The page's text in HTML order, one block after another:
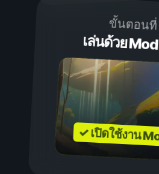
ขั้นตอน
เล่นด้วย
✓ เปิดใช้งาน